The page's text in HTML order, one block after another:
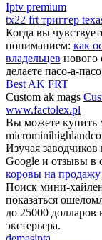
Iptv premium
tx22 frt триггер
Когда вы
пониманием: как
владельцев нового
делаете пасо-а-
Best AK FRT
Custom ak mags
www.factolex.pl
Вы можете купить
Изучая
Google и отзывы в
коровы на продажу
Поиск мини-
показаться
до 25000 долларов
экстерьера.